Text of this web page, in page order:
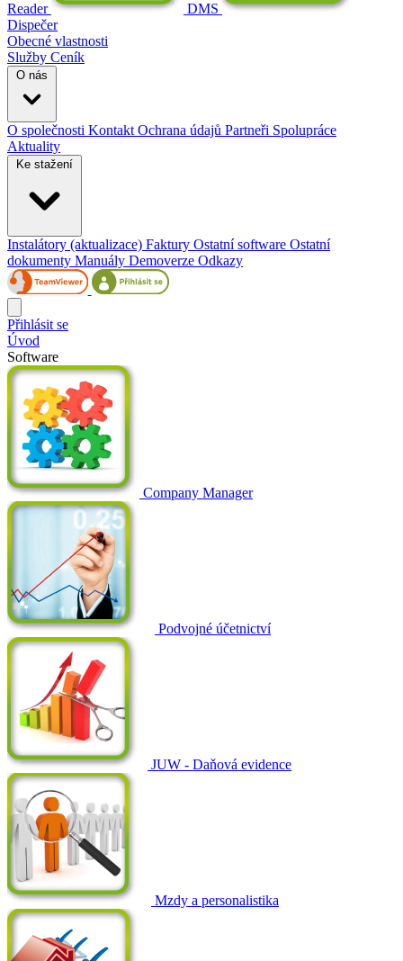
Reader
DMS
Dispečer
Obecné vlastnosti
Služby Ceník
O nás
O společnosti Kontakt Ochrana údajů Partneři Spolupráce
Aktuality
Ke stažení
Instalátory (aktualizace) Faktury Ostatní software Ostatní
dokumenty Manuály Demoverze Odkazy
Přihlásit se
Úvod
Software
Company Manager
Podvojné účetnictví
JUW - Daňová evidence
Mzdy a personalistika